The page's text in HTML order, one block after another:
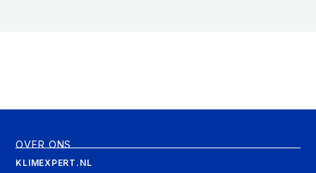
OVER ONS
KLIMEXPERT.NL